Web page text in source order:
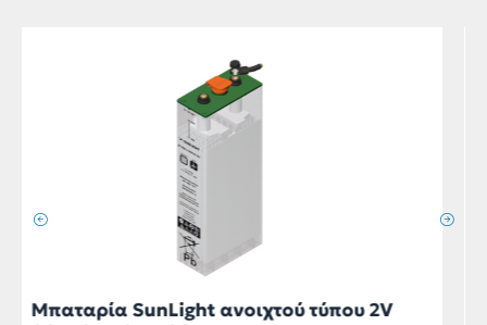
Μπαταρία SunLight DEEP CYCLE SLT